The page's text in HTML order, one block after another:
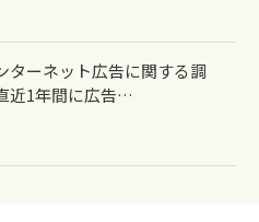
ターネット広告に関する調
近1年間に広告…